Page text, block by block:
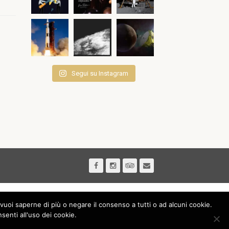
Segui su Instagram
saperne di più o negare il consenso a tutti o ad alcuni cookie.
all'uso dei cookie.